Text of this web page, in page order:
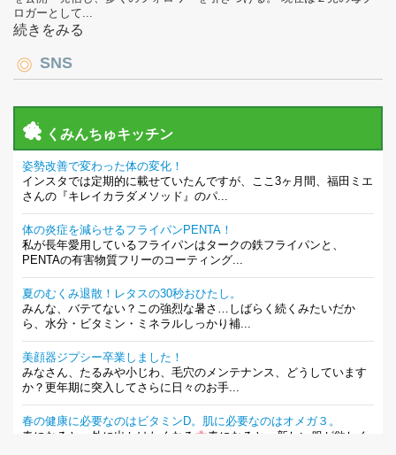
ロガーとして...
続きをみる
SNS
くみんちゅキッチン
姿勢改善で変わった体の変化！
インスタでは定期的に載せていたんですが、ここ3ヶ月間、福田ミエ
さんの『キレイカラダメソッド』のパ...
体の炎症を減らせるフライパンPENTA！
私が長年愛用しているフライパンはタークの鉄フライパンと、
PENTAの有害物質フリーのコーティング...
夏のむくみ退散！レタスの30秒おひたし。
みんな、バテてない？この強烈な暑さ…しばらく続くみたいだか
ら、水分・ビタミン・ミネラルしっかり補...
美顔器ジプシー卒業しました！
みなさん、たるみや小じわ、毛穴のメンテナンス、どうしています
か？更年期に突入してさらに日々のお手...
春の健康に必要なのはビタミンD。肌に必要なのはオメガ３。
春になると、外に出かけたくなる
春になると、新しい服が欲しく